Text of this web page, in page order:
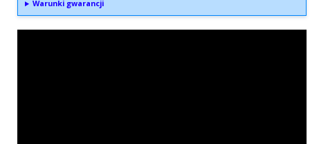
Warunki gwarancji